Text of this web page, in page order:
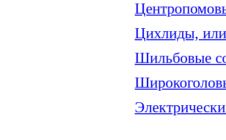
Цихлиды,
Шильбовые